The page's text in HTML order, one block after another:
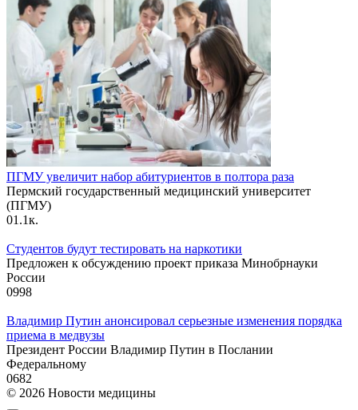
ПГМУ увеличит набор абитуриентов в полтора раза
Пермский государственный медицинский университет
(ПГМУ)
01.1к.
Студентов будут тестировать на наркотики
Предложен к обсуждению проект приказа Минобрнауки
России
0998
Владимир Путин анонсировал серьезные изменения порядка
приема в медвузы
Президент России Владимир Путин в Послании
Федеральному
0682
© 2026 Новости медицины